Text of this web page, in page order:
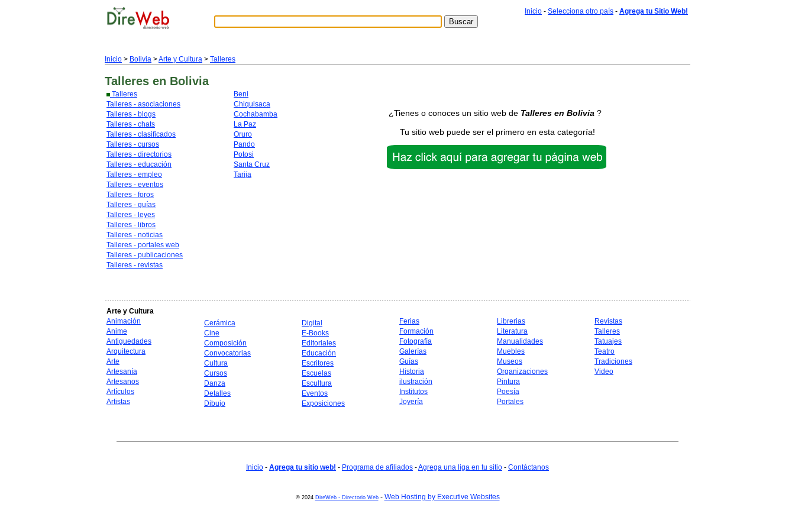
Inicio - Selecciona otro país - Agrega tu Sitio Web!
Inicio > Bolivia >Arte y Cultura > Talleres
Talleres en Bolivia
Talleres
Talleres - asociaciones
Talleres - blogs
Talleres - chats
Talleres - clasificados
Talleres - cursos
Talleres - directorios
Talleres - educación
Talleres - empleo
Talleres - eventos
Talleres - foros
Talleres - guías
Talleres - leyes
Talleres - libros
Talleres - noticias
Talleres - portales web
Talleres - publicaciones
Talleres - revistas
Beni
Chiquisaca
Cochabamba
La Paz
Oruro
Pando
Potosi
Santa Cruz
Tarija
¿Tienes o conoces un sitio web de Talleres en Bolivia ?
Tu sitio web puede ser el primero en esta categoría!
Arte y Cultura
Animación
Anime
Antiguedades
Arquitectura
Arte
Artesanía
Artesanos
Artículos
Artistas
Cerámica
Cine
Composición
Convocatorias
Cultura
Cursos
Danza
Detalles
Dibujo
Digital
E-Books
Editoriales
Educación
Escritores
Escuelas
Escultura
Eventos
Exposiciones
Ferias
Formación
Fotografía
Galerías
Guías
Historia
ilustración
Institutos
Joyería
Librerias
Literatura
Manualidades
Muebles
Museos
Organizaciones
Pintura
Poesía
Portales
Revistas
Talleres
Tatuajes
Teatro
Tradiciones
Video
Inicio - Agrega tu sitio web! - Programa de afiliados -Agrega una liga en tu sitio - Contáctanos
© 2024 DireWeb - Directorio Web- Web Hosting by Executive Websites